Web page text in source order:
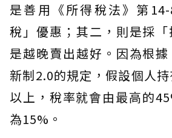
是善用《所得稅法》第
稅」優惠；其二，則是採
是越晚賣出越好。因為根據
新制2.0的規定，假設個人
以上，稅率就會由最高的
為15%。